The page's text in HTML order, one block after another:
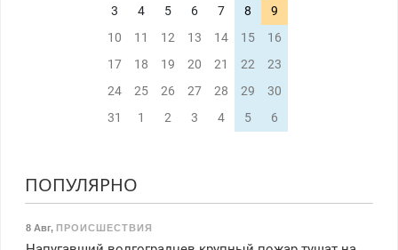
3
4 5 6 7 8
9
10
11 12 13 14 15
16
17
18 19 20 21 22
23
24
25 26 27 28 29
30
31
1 2 3 4 5 6
ПОПУЛЯРНО
8 Авг, ПРОИСШЕСТВИЯ